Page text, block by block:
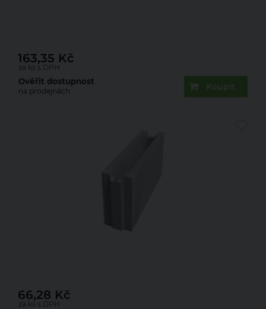
za ks s DPH
163,35 Kč
Koupit
Ověřit dostupnost
na prodejnách
za ks s DPH
66,28 Kč